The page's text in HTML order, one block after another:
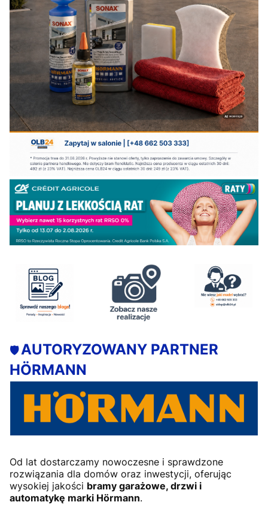
🛡️AUTORYZOWANY PARTNER
HÖRMANN
Od lat dostarczamy nowoczesne i sprawdzone
rozwiązania dla domów oraz inwestycji, oferując
wysokiej jakości bramy garażowe, drzwi i
automatykę marki Hörmann.